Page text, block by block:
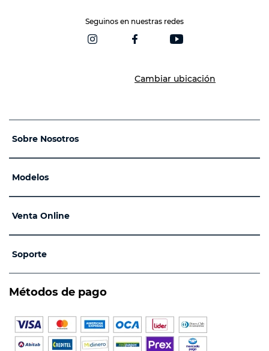
Seguinos en nuestras redes
Cambiar ubicación
Sobre Nosotros
Modelos
Venta Online
Soporte
Métodos de pago